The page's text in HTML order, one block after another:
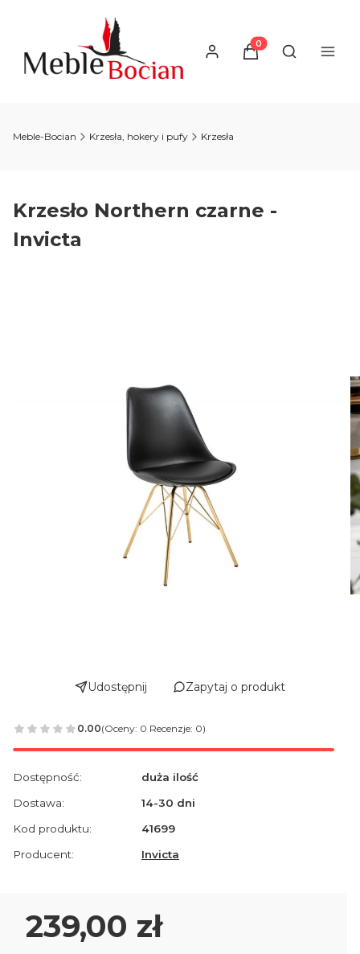
Produkty w
Otwórz
Meble-Bocian Krzesła, hokery i pufy Krzesła
Krzesło Northern czarne -
Invicta
Udostępnij Zapytaj o produkt
0.00(Oceny: 0 Recenzje: 0)
Dostępność:
duża ilość
Dostawa:
14-30 dni
Kod produktu:
41699
Producent:
Invicta
Cena
239,00 zł